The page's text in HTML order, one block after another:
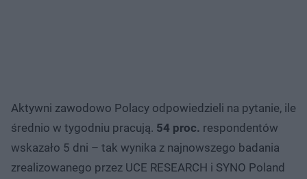
Aktywni zawodowo Polacy odpowiedzieli na pytanie, ile
średnio w tygodniu pracują. 54 proc. respondentów
wskazało 5 dni – tak wynika z najnowszego badania
zrealizowanego przez UCE RESEARCH i SYNO Poland